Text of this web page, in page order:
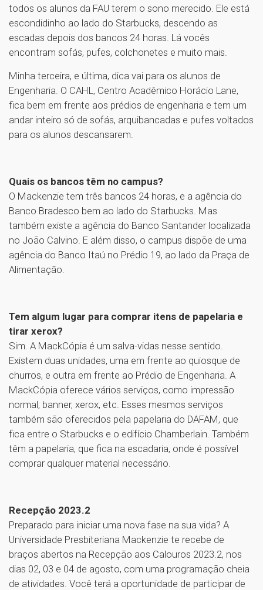
todos os alunos da FAU terem o sono merecido. Ele está
escondidinho ao lado do Starbucks, descendo as
escadas depois dos bancos 24 horas. Lá vocês
encontram sofás, pufes, colchonetes e muito mais.
Minha terceira, e última, dica vai para os alunos de
Engenharia. O CAHL, Centro Acadêmico Horácio Lane,
fica bem em frente aos prédios de engenharia e tem um
andar inteiro só de sofás, arquibancadas e pufes voltados
para os alunos descansarem.
Quais os bancos têm no campus?
O Mackenzie tem três bancos 24 horas, e a agência do
Banco Bradesco bem ao lado do Starbucks. Mas
também existe a agência do Banco Santander localizada
no João Calvino. E além disso, o campus dispõe de uma
agência do Banco Itaú no Prédio 19, ao lado da Praça de
Alimentação.
Tem algum lugar para comprar itens de papelaria e
tirar xerox?
Sim. A MackCópia é um salva-vidas nesse sentido.
Existem duas unidades, uma em frente ao quiosque de
churros, e outra em frente ao Prédio de Engenharia. A
MackCópia oferece vários serviços, como impressão
normal, banner, xerox, etc. Esses mesmos serviços
também são oferecidos pela papelaria do DAFAM, que
fica entre o Starbucks e o edifício Chamberlain. Também
têm a papelaria, que fica na escadaria, onde é possível
comprar qualquer material necessário.
Recepção 2023.2
Preparado para iniciar uma nova fase na sua vida? A
Universidade Presbiteriana Mackenzie te recebe de
braços abertos na Recepção aos Calouros 2023.2, nos
dias 02, 03 e 04 de agosto, com uma programação cheia
de atividades. Você terá a oportunidade de participar de